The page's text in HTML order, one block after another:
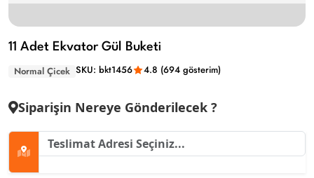
11 Adet Ekvator Gül Buketi
Normal Çicek SKU: bkt1456 4.8 (694 gösterim)
Siparişin Nereye Gönderilecek ?